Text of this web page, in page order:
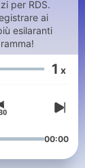
per RDS.
ai
esilaranti
1 x
00:00